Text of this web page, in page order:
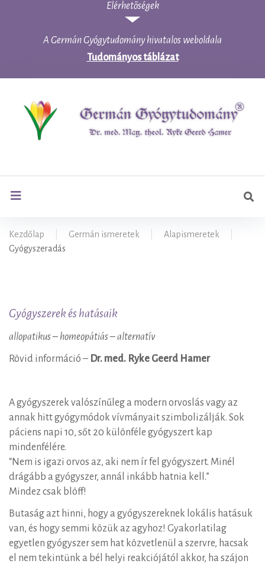
A Germán Gyógytudomány hivatalos weboldala
Tudományos táblázat
Kezdőlap Germán ismeretek Alapismeretek
Gyógyszeradás
Gyógyszeradás
Gyógyszerek és hatásaik
allopatikus – homeopátiás – alternatív
Rövid információ – Dr. med. Ryke Geerd Hamer
A gyógyszerek valószínűleg a modern orvoslás vagy az
annak hitt gyógymódok vívmányait szimbolizálják. Sok
páciens napi 10, sőt 20 különféle gyógyszert kap
mindenfélére.
“Nem is igazi orvos az, aki nem ír fel gyógyszert. Minél
drágább a gyógyszer, annál inkább hatnia kell.”
Mindez csak blöff!
Butaság azt hinni, hogy a gyógyszereknek lokális hatásuk
van, és hogy semmi közük az agyhoz! Gyakorlatilag
egyetlen gyógyszer sem hat közvetlenül a szervre, hacsak
el nem tekintünk a bél helyi reakciójától akkor, ha szájon
Elérhetõségek